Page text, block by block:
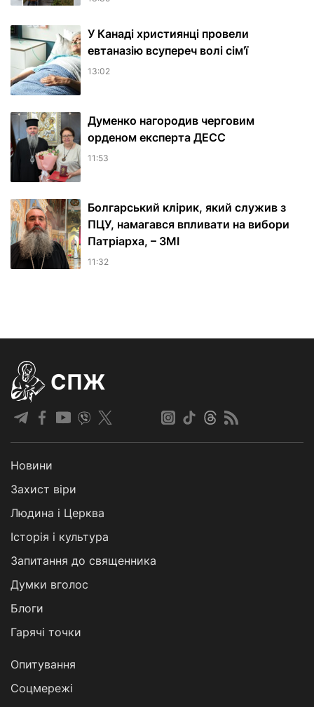
У Канаді християнці провели
евтаназію всупереч волі сім'ї
13:02
Думенко нагородив черговим
орденом експерта ДЕСС
11:53
Болгарський клірик, який служив з
ПЦУ, намагався впливати на вибори
Патріарха, – ЗМІ
11:32
СПЖ
Новини
Захист віри
Людина і Церква
Історія і культура
Запитання до священника
Думки вголос
Блоги
Гарячі точки
Опитування
Соцмережі